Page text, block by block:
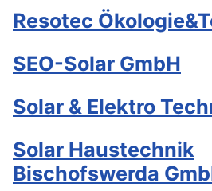
Resotec
SEO-Solar GmbH
Solar & Elektro
Solar Haustechnik
Bischofswerda